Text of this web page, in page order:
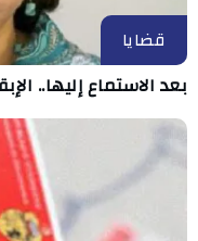
قضايا
بعد الاستماع إليها..